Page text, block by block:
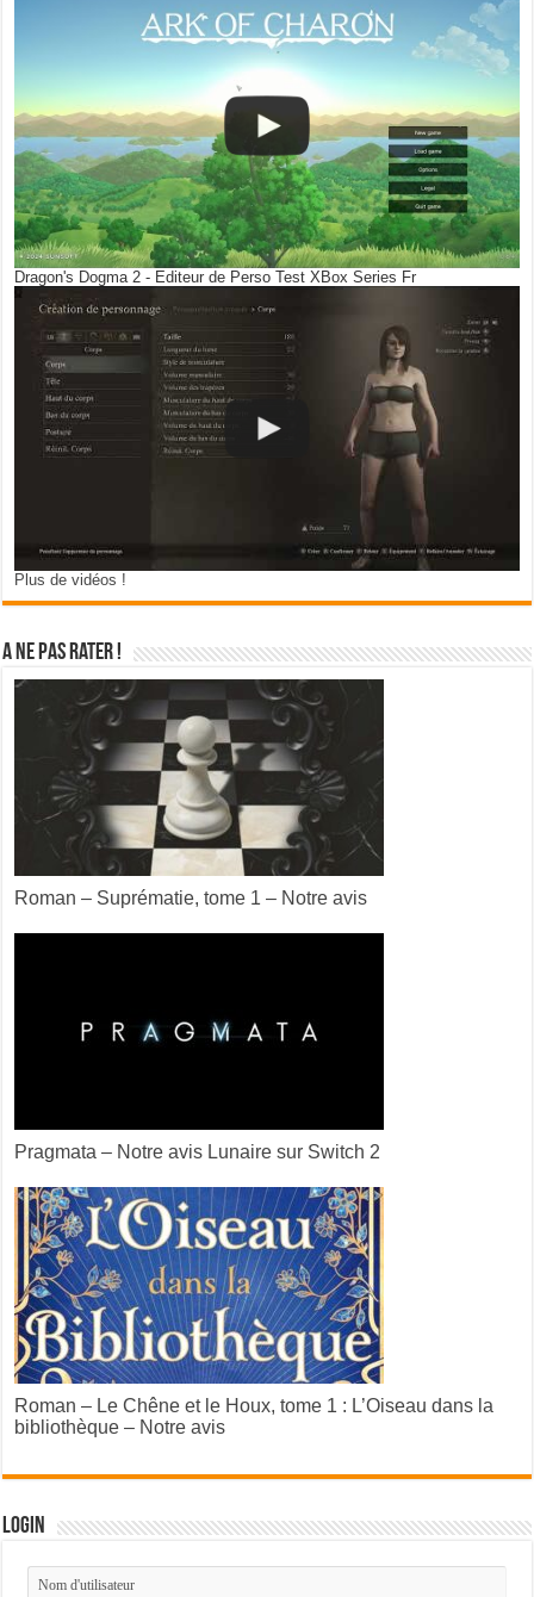
Dragon's Dogma 2 - Editeur de Perso Test XBox Series Fr
Plus de vidéos !
A ne pas rater !
Roman – Suprématie, tome 1 – Notre avis
Pragmata – Notre avis Lunaire sur Switch 2
Roman – Le Chêne et le Houx, tome 1 : L’Oiseau dans la
bibliothèque – Notre avis
Login